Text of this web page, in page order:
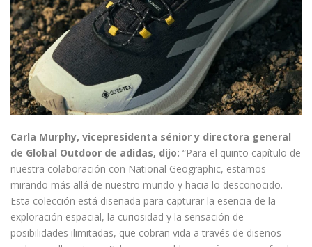
Carla Murphy, vicepresidenta sénior y directora general
de Global Outdoor de adidas, dijo: “Para el quinto capítulo de
nuestra colaboración con National Geographic, estamos
mirando más allá de nuestro mundo y hacia lo desconocido.
Esta colección está diseñada para capturar la esencia de la
exploración espacial, la curiosidad y la sensación de
posibilidades ilimitadas, que cobran vida a través de diseños